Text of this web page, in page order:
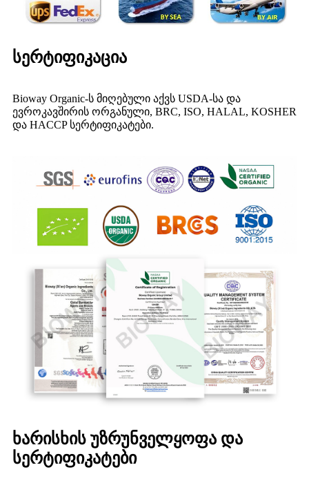
სერტიფიკაცია
Bioway Organic-ს მიღებული აქვს USDA-სა და
ევროკავშირის ორგანული, BRC, ISO, HALAL, KOSHER
და HACCP სერტიფიკატები.
ხარისხის უზრუნველყოფა და
სერტიფიკატები